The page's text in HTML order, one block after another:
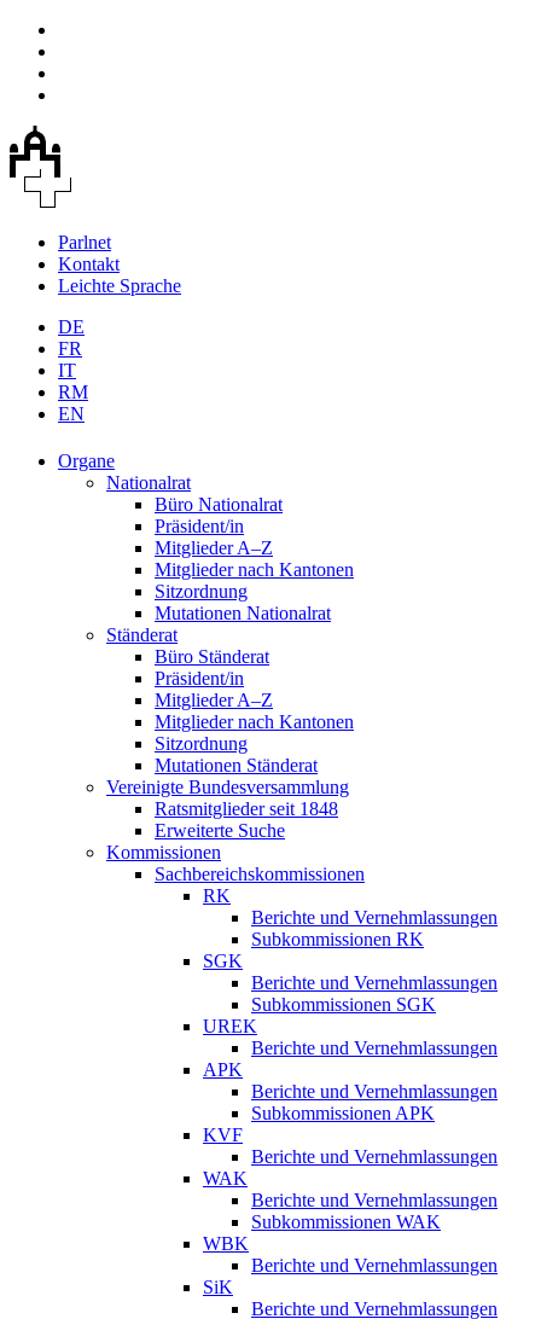
Parlnet
Kontakt
Leichte Sprache
DE
FR
IT
RM
EN
Organe
Nationalrat
Büro Nationalrat
Präsident/in
Mitglieder A–Z
Mitglieder nach Kantonen
Sitzordnung
Mutationen Nationalrat
Ständerat
Büro Ständerat
Präsident/in
Mitglieder A–Z
Mitglieder nach Kantonen
Sitzordnung
Mutationen Ständerat
Vereinigte Bundesversammlung
Ratsmitglieder seit 1848
Erweiterte Suche
Kommissionen
Sachbereichskommissionen
RK
Berichte und Vernehmlassungen
Subkommissionen RK
SGK
Berichte und Vernehmlassungen
Subkommissionen SGK
UREK
Berichte und Vernehmlassungen
APK
Berichte und Vernehmlassungen
Subkommissionen APK
KVF
Berichte und Vernehmlassungen
WAK
Berichte und Vernehmlassungen
Subkommissionen WAK
WBK
Berichte und Vernehmlassungen
SiK
Berichte und Vernehmlassungen